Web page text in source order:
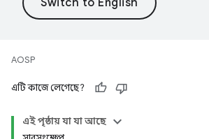
AOSP
এটি কাজে লেগেছে?
এই পৃষ্ঠায় যা যা আছে